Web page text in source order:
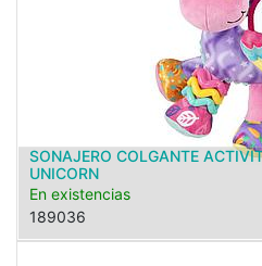
SONAJERO COLGANTE
UNICORN
En existencias
189036